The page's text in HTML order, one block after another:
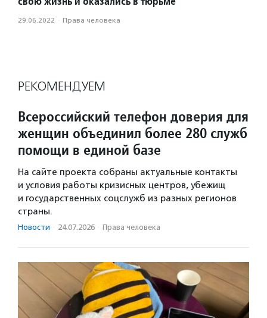
29.06.2022 · Права человека
РЕКОМЕНДУЕМ
Всероссийский телефон доверия для
женщин объединил более 280 служб
помощи в единой базе
На сайте проекта собраны актуальные контакты
и условия работы кризисных центров, убежищ
и государственных соцслужб из разных регионов
страны.
Новости · 24.07.2026 · Права человека